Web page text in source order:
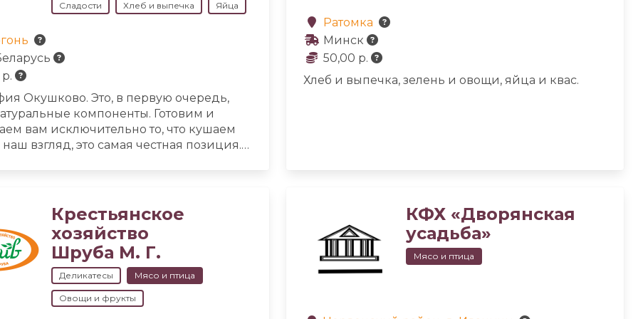
Сладости Хлеб и выпечка Яйца
Окушково. Это, в первую очередь,
компоненты. Готовим и
вам исключительно то, что кушаем
взгляд, это самая честная позиция.
что в каждом продукте есть частичка
и любви. С удовольствием дарим её
без этого всё обезличивается и теряет
«нет» любым вредным
и консервантам. Во-первых, мы
здорового питания и не
любой химии, способной повлиять на
Ратомка
Минск
50,00 р.
Хлеб и выпечка, зелень и овощи, яйца и квас.
Крестьянское
хозяйство
Шруба М. Г.
Деликатесы Мясо и птица
Овощи и фрукты
КФХ «Дворянская
усадьба»
Мясо и птица